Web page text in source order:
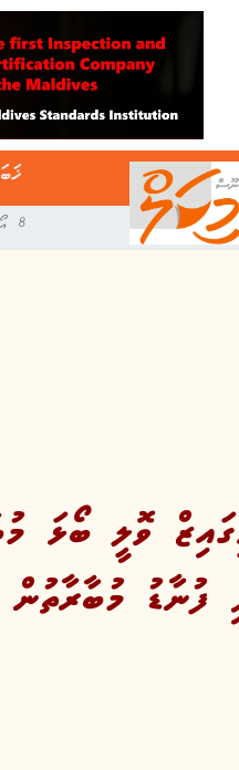
8 އޯގަސްޓް 2026
ވޮލީ ބޯޅަ
ފުނާޑު